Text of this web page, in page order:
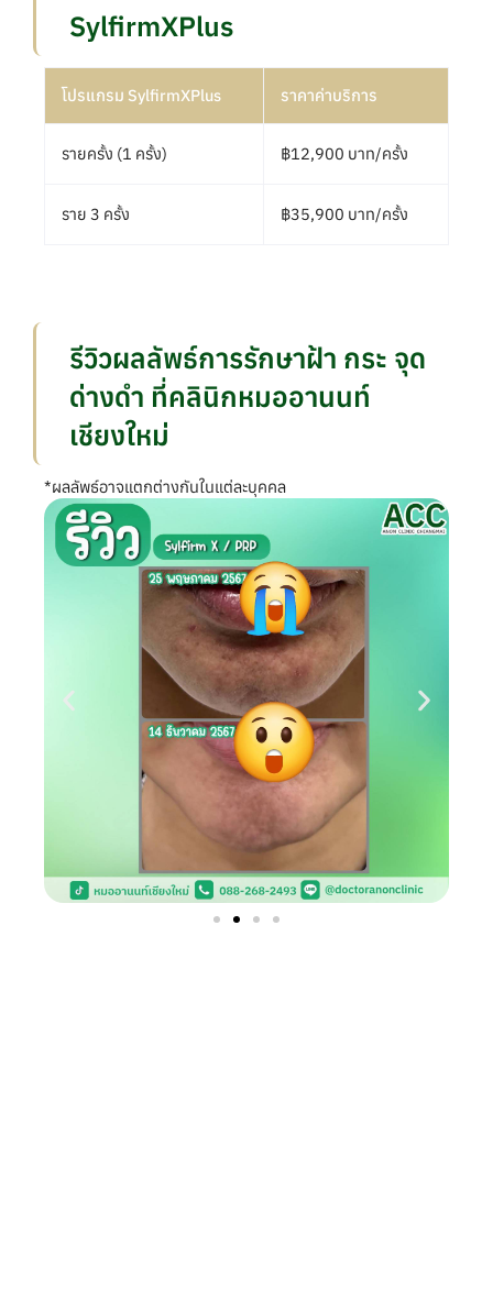
SylfirmXPlus
โปรแกรม SylfirmXPlus ราคาค่าบริการ
รายครั้ง (1 ครั้ง) ฿12,900 บาท/ครั้ง
ราย 3 ครั้ง ฿35,900 บาท/ครั้ง
รีวิวผลลัพธ์การรักษาฝ้า กระ จุด
ด่างดำ ที่คลินิกหมออานนท์
เชียงใหม่
*ผลลัพธ์อาจแตกต่างกันในแต่ละบุคคล